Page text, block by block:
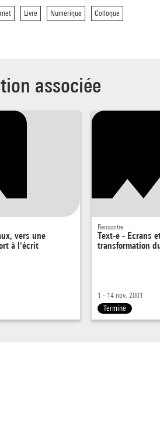
Livre Numérique Colloque
associée
vers une
à l'écrit
Rencontre
Text-e - Ecrans
transformation
1 - 14 nov. 2001
Terminé